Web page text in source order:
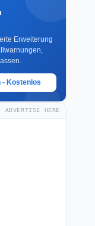
Erweiterung
- Kostenlos
ADVERTISE HERE